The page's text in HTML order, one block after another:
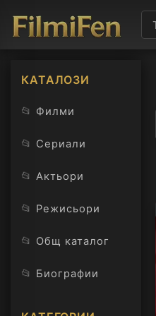
КАТАЛОЗИ
📂 Филми
📂 Сериали
📂 Актьори
📂 Режисьори
📂 Общ каталог
📂 Биографии